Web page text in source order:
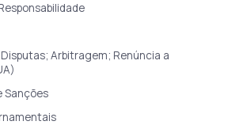
Arbitragem; Renúncia a
Sanções